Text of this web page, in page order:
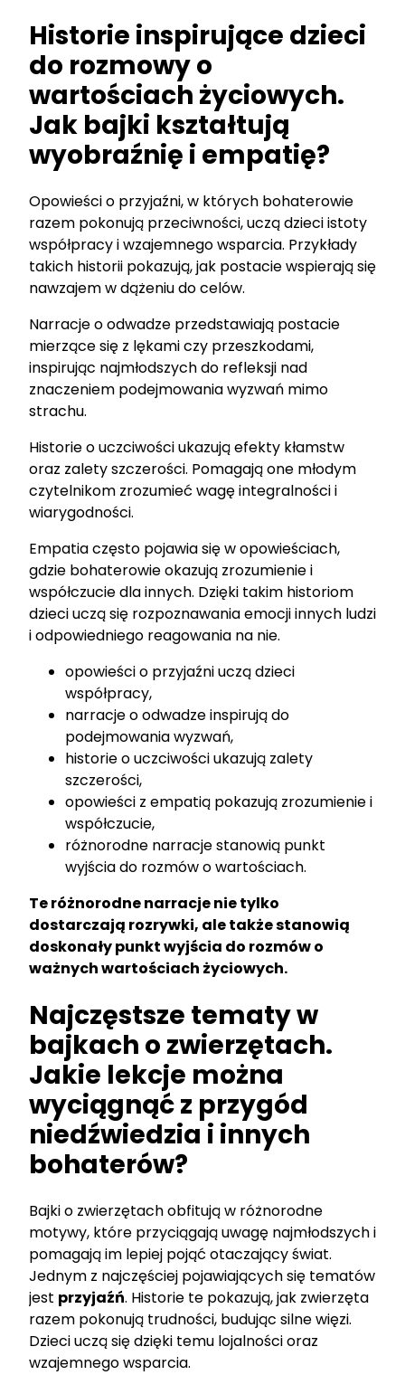
Historie inspirujące dzieci
do rozmowy o
wartościach życiowych.
Jak bajki kształtują
wyobraźnię i empatię?
Opowieści o przyjaźni, w których bohaterowie
razem pokonują przeciwności, uczą dzieci istoty
współpracy i wzajemnego wsparcia. Przykłady
takich historii pokazują, jak postacie wspierają się
nawzajem w dążeniu do celów.
Narracje o odwadze przedstawiają postacie
mierzące się z lękami czy przeszkodami,
inspirując najmłodszych do refleksji nad
znaczeniem podejmowania wyzwań mimo
strachu.
Historie o uczciwości ukazują efekty kłamstw
oraz zalety szczerości. Pomagają one młodym
czytelnikom zrozumieć wagę integralności i
wiarygodności.
Empatia często pojawia się w opowieściach,
gdzie bohaterowie okazują zrozumienie i
współczucie dla innych. Dzięki takim historiom
dzieci uczą się rozpoznawania emocji innych ludzi
i odpowiedniego reagowania na nie.
opowieści o przyjaźni uczą dzieci
współpracy,
narracje o odwadze inspirują do
podejmowania wyzwań,
historie o uczciwości ukazują zalety
szczerości,
opowieści z empatią pokazują zrozumienie i
współczucie,
różnorodne narracje stanowią punkt
wyjścia do rozmów o wartościach.
Te różnorodne narracje nie tylko
dostarczają rozrywki, ale także stanowią
doskonały punkt wyjścia do rozmów o
ważnych wartościach życiowych.
Najczęstsze tematy w
bajkach o zwierzętach.
Jakie lekcje można
wyciągnąć z przygód
niedźwiedzia i innych
bohaterów?
Bajki o zwierzętach obfitują w różnorodne
motywy, które przyciągają uwagę najmłodszych i
pomagają im lepiej pojąć otaczający świat.
Jednym z najczęściej pojawiających się tematów
jest przyjaźń. Historie te pokazują, jak zwierzęta
razem pokonują trudności, budując silne więzi.
Dzieci uczą się dzięki temu lojalności oraz
wzajemnego wsparcia.